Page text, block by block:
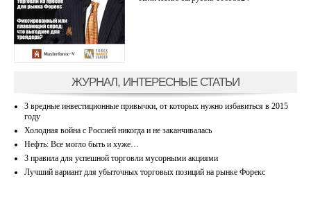
ЖУРНАЛ, ИНТЕРЕСНЫЕ СТАТЬИ
3 вредные инвестиционные привычки, от которых нужно избавиться в 2015
году
Холодная война с Россией никогда и не заканчивалась
Нефть: Все могло быть и хуже…
3 правила для успешной торговли мусорными акциями
Лучший вариант для убыточных торговых позиций на рынке Форекс